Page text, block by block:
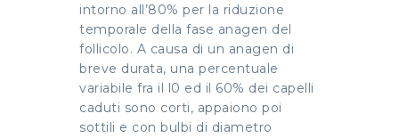
intorno all’80% per la riduzione
temporale della fase anagen del
follicolo. A causa di un anagen di
breve durata, una percentuale
variabile fra il l0 ed il 60% dei capelli
caduti sono corti, appaiono poi
sottili e con bulbi di diametro